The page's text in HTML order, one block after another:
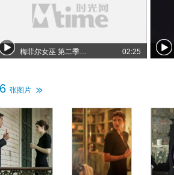
02:25
梅菲尔女巫 第二季前瞻视频
张图片